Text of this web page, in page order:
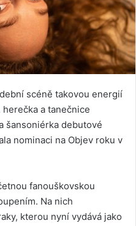
scéně takovou energií
a tanečnice
šansoniérka debutové
nominaci na Objev roku v
fanouškovskou
Na nich
kterou nyní vydává jako